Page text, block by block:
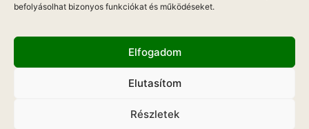
befolyásolhat bizonyos funkciókat és működéseket.
Elfogadom
Elutasítom
Részletek
ADATKEZELÉSI NYILATKOZAT
Hadd Szóljon!
Weboldal Készítés: ONMEDIAWEB